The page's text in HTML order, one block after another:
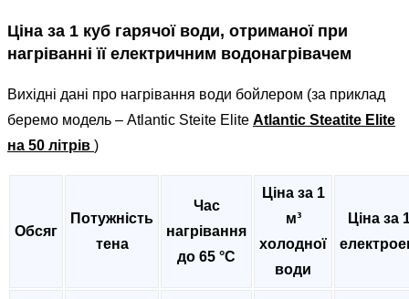
Ціна за 1 куб гарячої води, отриманої при
нагріванні її електричним водонагрівачем
Вихідні дані про нагрівання води бойлером (за приклад
беремо модель – Atlantic Steite Elite Atlantic Steatite Elite
на 50 літрів )
Обсяг
Потужність
тена
Час
нагрівання
до 65 °C
Ціна за 1
м³
холодної
води
Ціна за